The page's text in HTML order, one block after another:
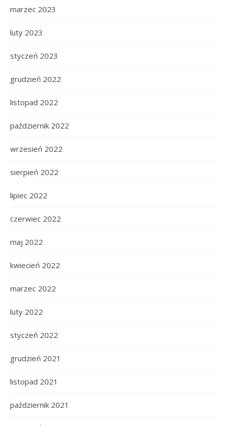
marzec 2023
luty 2023
styczeń 2023
grudzień 2022
listopad 2022
październik 2022
wrzesień 2022
sierpień 2022
lipiec 2022
czerwiec 2022
maj 2022
kwiecień 2022
marzec 2022
luty 2022
styczeń 2022
grudzień 2021
listopad 2021
październik 2021